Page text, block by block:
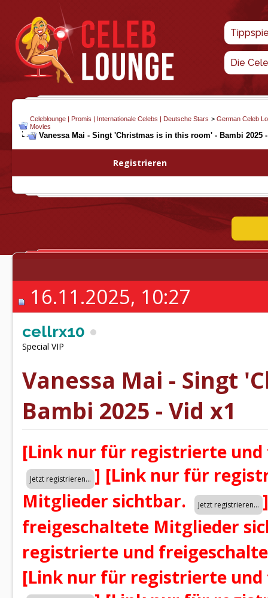
Die
Celeblounge | Promis | Internationale Celebs | Deutsche Stars > German Celeb
Movies
Vanessa Mai - Singt 'Christmas is in this room' - Bambi 2025
Registrieren
16.11.2025, 10:27
cellrx10
Special VIP
Vanessa Mai - Singt
Bambi 2025 - Vid x1
[Link nur für registrierte
] [Link nur für
Mitglieder sichtbar.
]
freigeschaltete Mitglieder
registrierte und
[Link nur für registrierte